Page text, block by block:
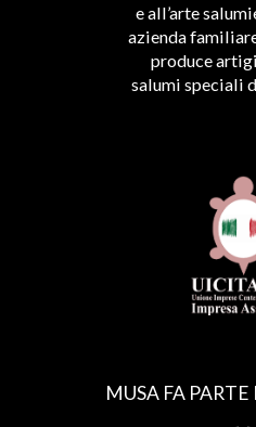
e all’arte
azienda
produce
salumi speciali
MUSA FA